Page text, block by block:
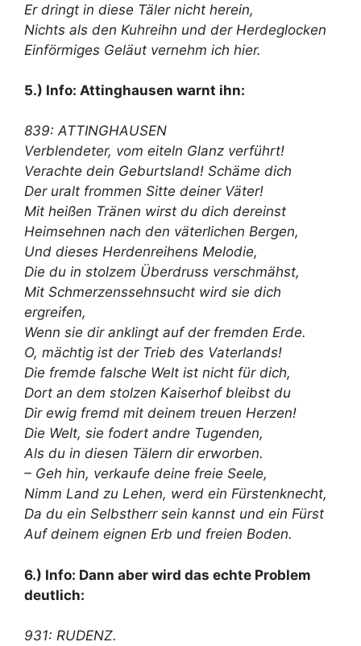
Er dringt in diese Täler nicht herein,
Nichts als den Kuhreihn und der Herdeglocken
Einförmiges Geläut vernehm ich hier.
5.) Info: Attinghausen warnt ihn:
839: ATTINGHAUSEN
Verblendeter, vom eiteln Glanz verführt!
Verachte dein Geburtsland! Schäme dich
Der uralt frommen Sitte deiner Väter!
Mit heißen Tränen wirst du dich dereinst
Heimsehnen nach den väterlichen Bergen,
Und dieses Herdenreihens Melodie,
Die du in stolzem Überdruss verschmähst,
Mit Schmerzenssehnsucht wird sie dich
ergreifen,
Wenn sie dir anklingt auf der fremden Erde.
O, mächtig ist der Trieb des Vaterlands!
Die fremde falsche Welt ist nicht für dich,
Dort an dem stolzen Kaiserhof bleibst du
Dir ewig fremd mit deinem treuen Herzen!
Die Welt, sie fodert andre Tugenden,
Als du in diesen Tälern dir erworben.
– Geh hin, verkaufe deine freie Seele,
Nimm Land zu Lehen, werd ein Fürstenknecht,
Da du ein Selbstherr sein kannst und ein Fürst
Auf deinem eignen Erb und freien Boden.
6.) Info: Dann aber wird das echte Problem
deutlich:
931: RUDENZ.